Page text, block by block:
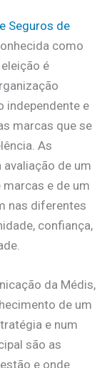
Seguros de
como
é
independente e
marcas que se
As
de um
e de um
nas diferentes
confiança,
da Médis,
de um
e num
são as
e onde